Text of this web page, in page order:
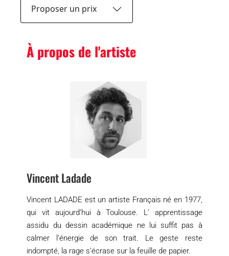
Proposer un prix
À propos de l'artiste
Vincent Ladade
Vincent LADADE est un artiste Français né en 1977,
qui vit aujourd’hui à Toulouse. L’ apprentissage
assidu du dessin académique ne lui suffit pas à
calmer l’énergie de son trait. Le geste reste
indompté, la rage s’écrase sur la feuille de papier.